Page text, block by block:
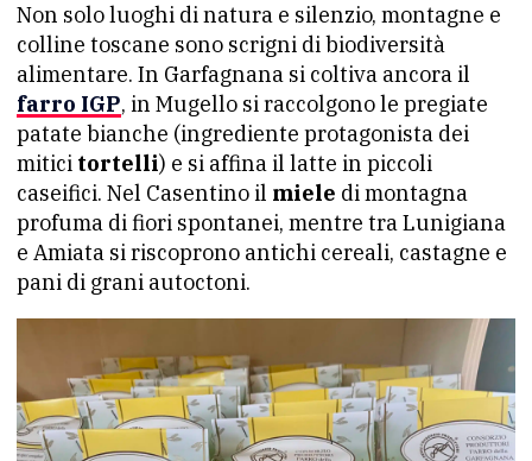
Non solo luoghi di natura e silenzio, montagne e
colline toscane sono scrigni di biodiversità
alimentare. In Garfagnana si coltiva ancora il
farro IGP, in Mugello si raccolgono le pregiate
patate bianche (ingrediente protagonista dei
mitici tortelli) e si affina il latte in piccoli
caseifici. Nel Casentino il miele di montagna
profuma di fiori spontanei, mentre tra Lunigiana
e Amiata si riscoprono antichi cereali, castagne e
pani di grani autoctoni.